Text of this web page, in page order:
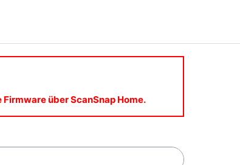
über ScanSnap Home.